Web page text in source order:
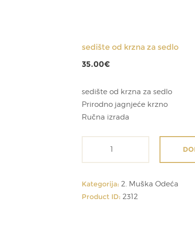
sedište od krzna za sedlo
35.00€
sedište od krzna za sedlo
Prirodno jagnjeće krzno
Ručna izrada
za
sedlo
Kategorija: 2. Muška Odeća
Product ID: 2312